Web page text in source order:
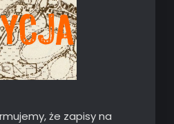
że zapisy na